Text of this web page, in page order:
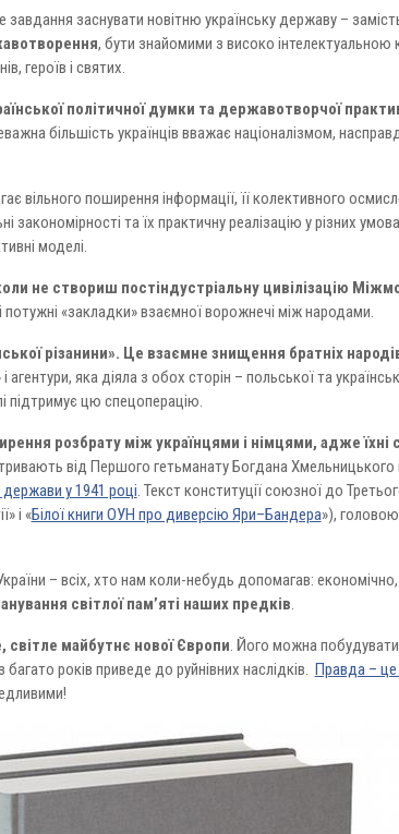
завдання заснувати новітню українську державу –
, бути знайомими з високо інтелектуальною
героїв і святих.
політичної думки та державотворчої
більшість українців вважає націоналізмом,
вільного поширення інформації, її колективного
закономірності та їх практичну реалізацію у різних
моделі.
не створиш постіндустріальну цивілізацію
«закладки» взаємної ворожнечі між народами.
різанини». Це взаємне знищення братніх
яка діяла з обох сторін – польської та
підтримує цю спецоперацію.
розбрату між українцями і німцями, адже
тривають від Першого гетьманату Богдана
держави у 1941 році. Текст конституції союзної до
і «Білої книги ОУН про диверсію Яри–Бандера»),
– всіх, хто нам коли-небудь допомагав:
світлої пам’яті наших предків.
майбутнє нової Європи. Його можна
років приведе до руйнівних наслідків. Правда –